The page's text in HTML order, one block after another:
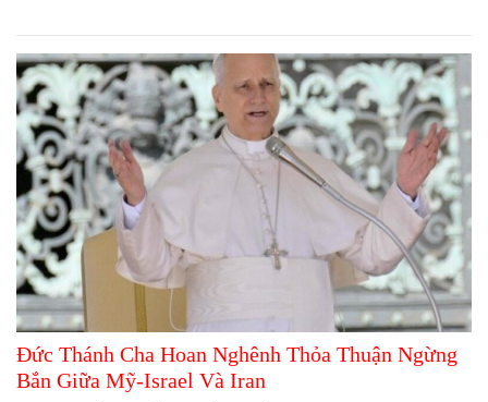
Đức Thánh Cha Hoan Nghênh Thỏa Thuận Ngừng
Bắn Giữa Mỹ-Israel Và Iran